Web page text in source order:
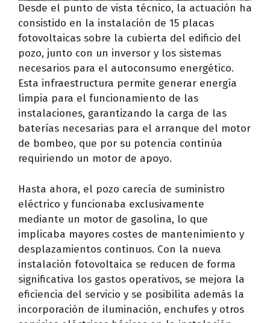
Desde el punto de vista técnico, la actuación ha
consistido en la instalación de 15 placas
fotovoltaicas sobre la cubierta del edificio del
pozo, junto con un inversor y los sistemas
necesarios para el autoconsumo energético.
Esta infraestructura permite generar energía
limpia para el funcionamiento de las
instalaciones, garantizando la carga de las
baterías necesarias para el arranque del motor
de bombeo, que por su potencia continúa
requiriendo un motor de apoyo.
Hasta ahora, el pozo carecía de suministro
eléctrico y funcionaba exclusivamente
mediante un motor de gasolina, lo que
implicaba mayores costes de mantenimiento y
desplazamientos continuos. Con la nueva
instalación fotovoltaica se reducen de forma
significativa los gastos operativos, se mejora la
eficiencia del servicio y se posibilita además la
incorporación de iluminación, enchufes y otros